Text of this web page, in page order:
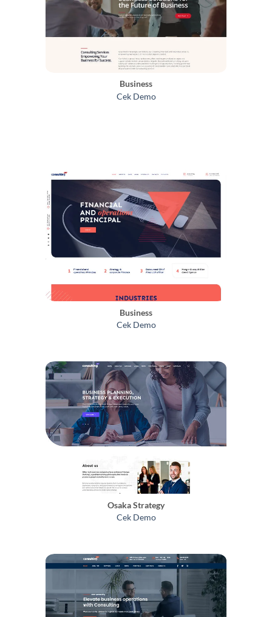
Business
Cek Demo
Business
Cek Demo
Osaka Strategy
Cek Demo